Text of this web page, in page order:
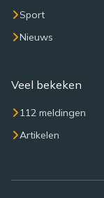
Sport
Nieuws
Veel bekeken
112 meldingen
Artikelen